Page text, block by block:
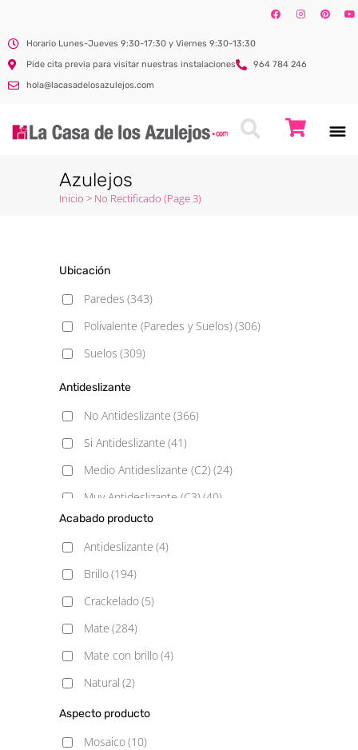
Horario Lunes-Jueves 9:30-17:30 y Viernes 9:30-13:30
Pide cita previa para visitar nuestras instalaciones
964 784 246
hola@lacasadelosazulejos.com
Azulejos
Inicio > No Rectificado (Page 3)
Ubicación
Paredes (343)
Polivalente (Paredes y Suelos)(306)
Suelos (309)
Antideslizante
No Antideslizante (366)
Si Antideslizante (41)
Medio Antideslizante (C2)(24)
Muy Antideslizante (C3)(40)
Poco Antideslizante (C1)
Acabado producto
Antideslizante (4)
Brillo(194)
Crackelado(5)
Mate (284)
Mate con brillo(4)
Natural (2)
Pulido(6)
Satinado (11)
Aspecto producto
Mosaico(10)